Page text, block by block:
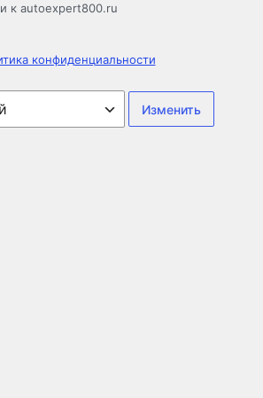
к autoexpert800.ru
конфиденциальности